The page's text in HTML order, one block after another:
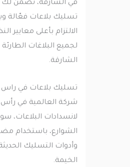
في الشارقة، تضمن لك
تسليك بلاعات فعّالة
الالتزام بأعلى معايير
لجميع البلاغات الطارئة
الشارقة.
تسليك بلاعات في راس
شركة العالمية في رأس
لانسدادات البلاعات، سواء
الشوارع، باستخدام
وأدوات التسليك الحديثة
الخيمة.